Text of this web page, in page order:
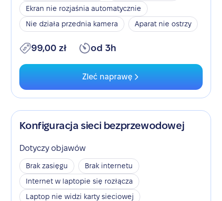
Ekran nie rozjaśnia automatycznie
Nie działa przednia kamera
Aparat nie ostrzy
99,00 zł od 3h
Zleć naprawę
Konfiguracja sieci bezprzewodowej
Dotyczy objawów
Brak zasięgu
Brak internetu
Internet w laptopie się rozłącza
Laptop nie widzi karty sieciowej